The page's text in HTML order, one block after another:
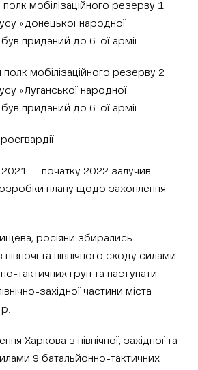
мобілізаційного резерву 1
«донецької народної
приданий до 6-ої армії
мобілізаційного резерву 2
«Луганської народної
приданий до 6-ої армії
— початку 2022 залучив
плану щодо захоплення
росіяни збирались
півночі та північного сходу силами
тактичних груп та наступати
західної частини міста
Харкова з північної, західної та
9 батальйонно-тактичних